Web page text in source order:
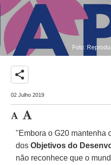
Foto:
share
02 Julho 2019
"Embora o G20 mantenha
dosObjetivos do
não reconhece que o